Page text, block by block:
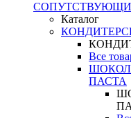
Каталог
Все
ПАСТА